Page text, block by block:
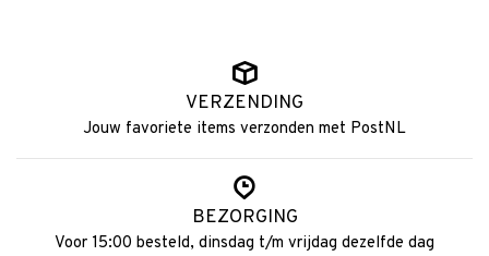
VERZENDING
Jouw favoriete items verzonden met PostNL
BEZORGING
Voor 15:00 besteld, dinsdag t/m vrijdag dezelfde dag